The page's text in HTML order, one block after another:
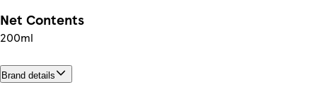
Net Contents
200ml
Brand details